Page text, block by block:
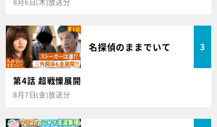
名探偵のままでいて 3
第4話 超戦慄展開
8月7日(金)放送分